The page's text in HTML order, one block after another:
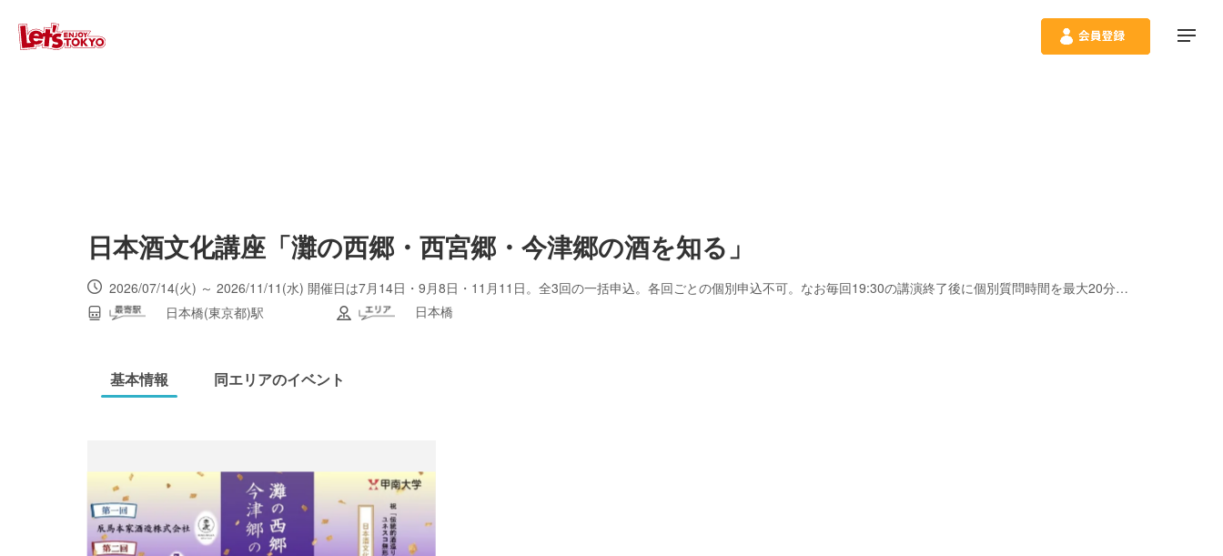
日本酒文化講座「灘の西郷・西宮郷・今津郷の酒を知る」
2026/07/14(火) ～ 2026/11/11(水) 開催日は7月14日・9月8日・11月11日。全3回の一括申込。各回ごとの個別申込不可。なお毎回19:30の講演終了後に個別質問時間を最大20分間ほど予定。
日本橋(東京都)駅
日本橋
基本情報 同エリアのイベント